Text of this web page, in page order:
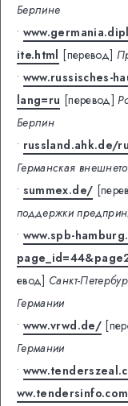
Берлине
•
ite.html [перевод]
• www.russisches-
lang=ru [перевод]
Берлин
• russland.ahk.de/
Германская
• summex.de/
поддержки
• www.spb-
евод] Санкт-
Германии
• www.vrwd.de/
Германии
•